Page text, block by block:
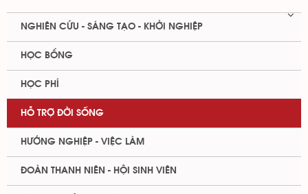
NGHIÊN CỨU - SÁNG TẠO - KHỞI NGHIỆP
HỌC BỔNG
HỌC PHÍ
HỖ TRỢ ĐỜI SỐNG
HƯỚNG NGHIỆP - VIỆC LÀM
ĐOÀN THANH NIÊN - HỘI SINH VIÊN